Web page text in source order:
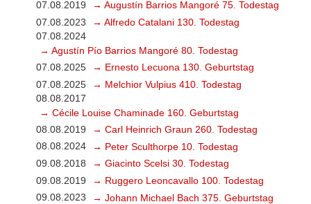
07.08.2019
→ Augustín Barrios Mangoré 75. Todestag
07.08.2023
→ Alfredo Catalani 130. Todestag
07.08.2024
→ Agustín Pío Barrios Mangoré 80. Todestag
07.08.2025
→ Ernesto Lecuona 130. Geburtstag
07.08.2025
→ Melchior Vulpius 410. Todestag
08.08.2017
→ Cécile Louise Chaminade 160. Geburtstag
08.08.2019
→ Carl Heinrich Graun 260. Todestag
08.08.2024
→ Peter Sculthorpe 10. Todestag
09.08.2018
→ Giacinto Scelsi 30. Todestag
09.08.2019
→ Ruggero Leoncavallo 100. Todestag
09.08.2023
→ Johann Michael Bach 375. Geburtstag